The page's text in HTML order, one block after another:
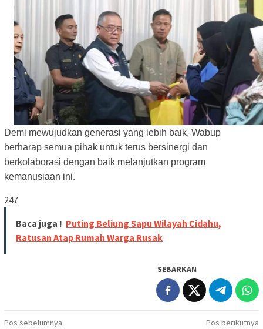
Demi mewujudkan generasi yang lebih baik, Wabup
berharap semua pihak untuk terus bersinergi dan
berkolaborasi dengan baik melanjutkan program
kemanusiaan ini.
247
Baca juga ! Puting Beliung Sapu Wilayah Cidahu,
Ratusan Atap Rumah Warga Rusak
SEBARKAN
Navigasi
Pos sebelumnya Pos berikutnya